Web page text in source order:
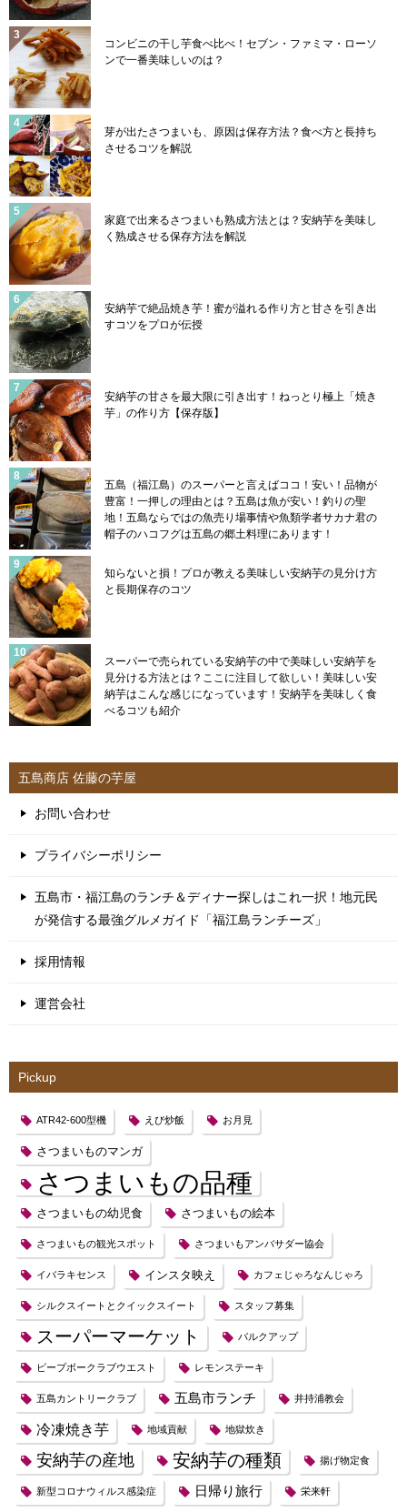
コンビニの干し芋食べ比べ！セブン・ファミマ・ローソ
ンで一番美味しいのは？
芽が出たさつまいも、原因は保存方法？食べ方と長持ち
させるコツを解説
家庭で出来るさつまいも熟成方法とは？安納芋を美味し
く熟成させる保存方法を解説
安納芋で絶品焼き芋！蜜が溢れる作り方と甘さを引き出
すコツをプロが伝授
安納芋の甘さを最大限に引き出す！ねっとり極上「焼き
芋」の作り方【保存版】
五島（福江島）のスーパーと言えばココ！安い！品物が
豊富！一押しの理由とは？五島は魚が安い！釣りの聖
地！五島ならではの魚売り場事情や魚類学者サカナ君の
帽子のハコフグは五島の郷土料理にあります！
知らないと損！プロが教える美味しい安納芋の見分け方
と長期保存のコツ
スーパーで売られている安納芋の中で美味しい安納芋を
見分ける方法とは？ここに注目して欲しい！美味しい安
納芋はこんな感じになっています！安納芋を美味しく食
べるコツも紹介
五島商店 佐藤の芋屋
お問い合わせ
プライバシーポリシー
五島市・福江島のランチ＆ディナー探しはこれ一択！地元民
が発信する最強グルメガイド「福江島ランチーズ」
採用情報
運営会社
Pickup
ATR42-600型機 えび炒飯 お月見
さつまいものマンガ
さつまいもの品種
さつまいもの幼児食 さつまいもの絵本
さつまいもの観光スポット さつまいもアンバサダー協会
イバラキセンス インスタ映え カフェじゃろなんじゃろ
シルクスイートとクイックスイート スタッフ募集
スーパーマーケット バルクアップ
ピープボークラブウエスト レモンステーキ
五島カントリークラブ 五島市ランチ 井持浦教会
冷凍焼き芋 地域貢献 地獄炊き
安納芋の産地 安納芋の種類 揚げ物定食
新型コロナウィルス感染症 日帰り旅行 栄来軒